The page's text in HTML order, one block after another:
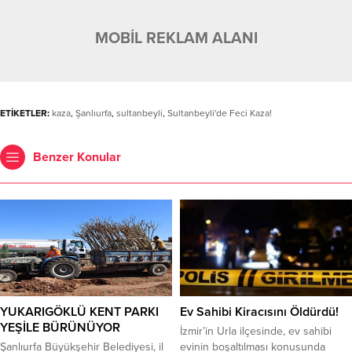
MOBİL REKLAM ALANI
ETİKETLER: kaza, Şanlıurfa, sultanbeyli, Sultanbeyli'de Feci Kaza!
Benzer Konular
YUKARIGÖKLÜ KENT PARKI
YEŞİLE BÜRÜNÜYOR
Şanlıurfa Büyükşehir Belediyesi, il
Ev Sahibi Kiracısını Öldürdü!
İzmir’in Urla ilçesinde, ev sahibi
evinin boşaltılması konusunda